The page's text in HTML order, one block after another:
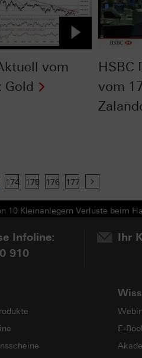
vom
Gold
HSBC
vom
174 175 176 177
10 Kleinanlegern Verluste beim
Infoline:
910
Ihr
E-